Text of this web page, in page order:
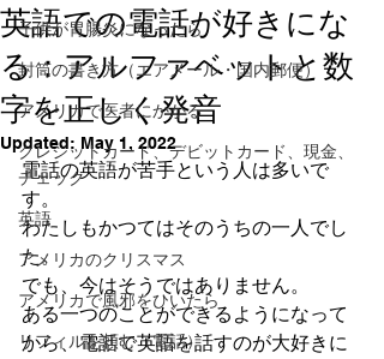
子供が胃腸炎になったら
封筒の書き方（エアメール・国内郵便）
アメリカで医者にかかる
クレジットカード、デビットカード、現金、
チェック
英語
アメリカのクリスマス
アメリカで風邪をひいたら
リフィルを頼む（電話）
英語での電話が好きにな
る：アルファベットと数
字を正しく発音
Updated: May 1, 2022
電話の英語が苦手という人は多いで
す。
わたしもかつてはそのうちの一人でし
た。
でも、今はそうではありません。
ある一つのことができるようになって
から、電話で英語を話すのが大好きに